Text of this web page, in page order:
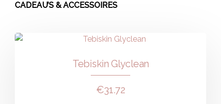
CADEAU’S & ACCESSOIRES
Tebiskin Glyclean
€31.72